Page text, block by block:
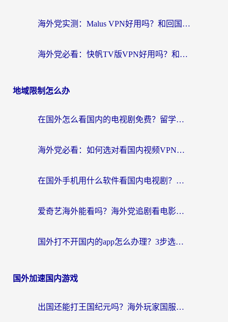
海外党实测：Malus VPN好用吗？和回国VPN对比哪个回国效果更好？附真实体验与加速器推荐
海外党必看：快帆TV版VPN好用吗？和豌豆IP VPN对比哪个回国效果更好？附真实体验与选择指南
地域限制怎么办
在国外怎么看国内的电视剧免费？留学生亲测有效的回国加速器选择指南
海外党必看：如何选对看国内视频VPN，轻松解决12123登录难题？
在国外手机用什么软件看国内电视剧？海外党亲测的实用指南
爱奇艺海外能看吗？海外党追剧看电影的终极回国加速器指南
国外打不开国内的app怎么办理？3步选对加速器，刷剧办业务都不愁
国外加速国内游戏
出国还能打王国纪元吗？海外玩家国服游戏畅玩终极指南